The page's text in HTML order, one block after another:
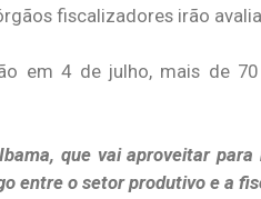
fiscalizadores irão
em 4 de julho, mais de
que vai aproveitar
entre o setor produtivo e a